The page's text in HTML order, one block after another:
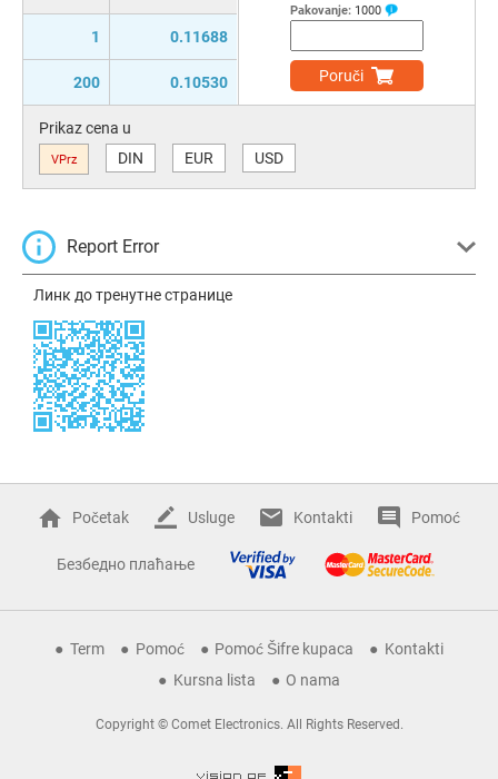
1 0.11688
200 0.10530
Pakovanje: 1000
Poruči
Prikaz cena u
VPrz DIN EUR USD
Report Error
Линк до тренутне странице
Početak Usluge Kontakti Pomoć
Безбедно плаћање
Term Pomoć Pomoć Šifre kupaca
Kontakti
Kursna lista
O nama
Copyright © Comet Electronics. All Rights Reserved.